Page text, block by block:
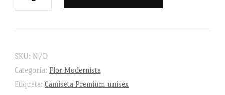
Premium
unisex
cantidad
SKU: N/D
Categoría: Flor Modernista
Etiqueta: Camiseta Premium unisex